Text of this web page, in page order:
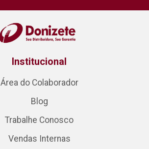
Institucional
Área do Colaborador
Blog
Trabalhe Conosco
Vendas Internas